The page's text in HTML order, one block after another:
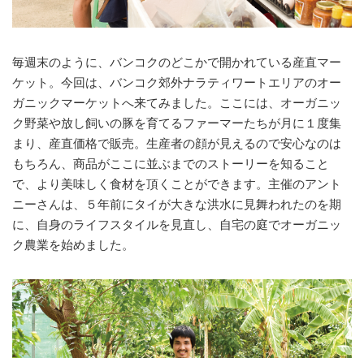
毎週末のように、バンコクのどこかで開かれている産直マー
ケット。今回は、バンコク郊外ナラティワートエリアのオー
ガニックマーケットへ来てみました。ここには、オーガニッ
ク野菜や放し飼いの豚を育てるファーマーたちが月に１度集
まり、産直価格で販売。生産者の顔が見えるので安心なのは
もちろん、商品がここに並ぶまでのストーリーを知ること
で、より美味しく食材を頂くことができます。主催のアント
ニーさんは、５年前にタイが大きな洪水に見舞われたのを期
に、自身のライフスタイルを見直し、自宅の庭でオーガニッ
ク農業を始めました。